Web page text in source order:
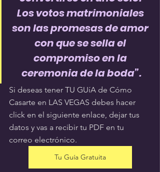
Los votos matrimoniales
son las promesas de amor
con que se sella el
compromiso en la
ceremonia de la boda”.
Si deseas tener TU GUíA de Cómo
Casarte en LAS VEGAS debes hacer
click en el siguiente enlace, dejar tus
datos y vas a recibir tu PDF en tu
correo electrónico.
Tu Guía Gratuita